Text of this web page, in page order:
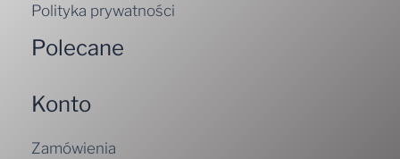
Polityka prywatności
Polecane
Konto
Zamówienia